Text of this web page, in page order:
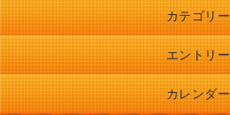
カテゴリー
エントリー
カレンダー